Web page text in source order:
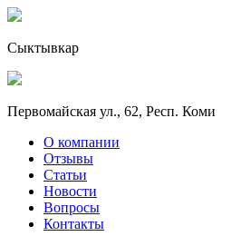
Сыктывкар
Первомайская ул., 62, Респ. Коми
О компании
Отзывы
Статьи
Новости
Вопросы
Контакты